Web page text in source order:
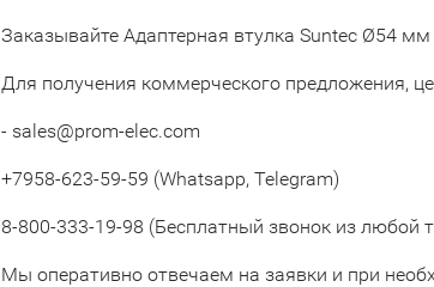
Заказывайте Адаптерная втулка Suntec Ø54 мм
Для получения коммерческого предложения,
- sales@prom-elec.com
+7958-623-59-59 (Whatsapp, Telegram)
8-800-333-19-98 (Бесплатный звонок из любой
Мы оперативно отвечаем на заявки и при